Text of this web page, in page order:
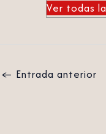
Ver todas
← Entrada anterior